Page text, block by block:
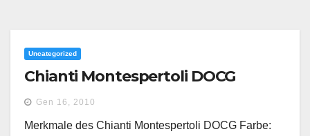
Uncategorized
Chianti Montespertoli DOCG
Gen 16, 2010
Merkmale des Chianti Montespertoli DOCG Farbe: